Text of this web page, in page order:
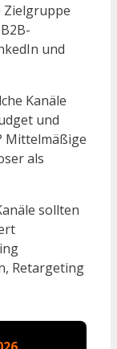
Zielgruppe
und
Kanäle
und
Mittelmäßige
als
sollten
Retargeting